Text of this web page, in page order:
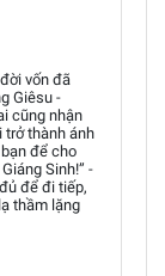
vốn đã
Giêsu -
cũng nhận
thành ánh
để cho
Sinh!” -
để đi tiếp,
thầm lặng